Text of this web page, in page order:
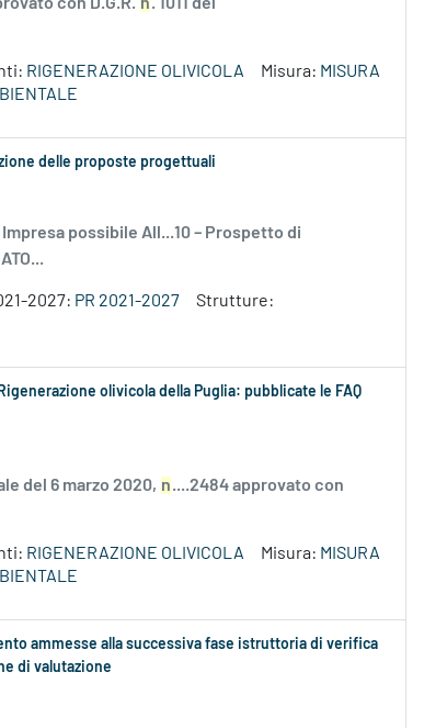
con D.G.R. n. 1011 del
RIGENERAZIONE OLIVICOLA Misura: MISURA
delle proposte progettuali
possibile All...10 – Prospetto di
2027: PR 2021-2027
Strutture:
olivicola della Puglia: pubblicate le FAQ
del 6 marzo 2020, n....2484 approvato con
RIGENERAZIONE OLIVICOLA Misura: MISURA
ammesse alla successiva fase istruttoria di verifica
di valutazione